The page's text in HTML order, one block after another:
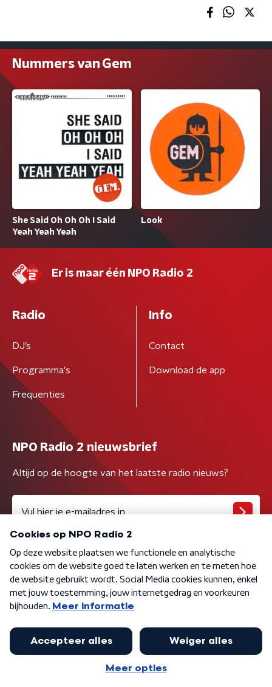
Nummers van Gem
She Said Oh Oh Oh I Said
Yeah Yeah Yeah
Look
Er is maar één NPO Radio 2
Radio
DJ’s
Programma's
Frequenties
Info
Contact
Download de app
NPO Radio 2 nieuwsbrief
Altijd op de hoogte van het laatste radio nieuws?
Algemene voorwaarden